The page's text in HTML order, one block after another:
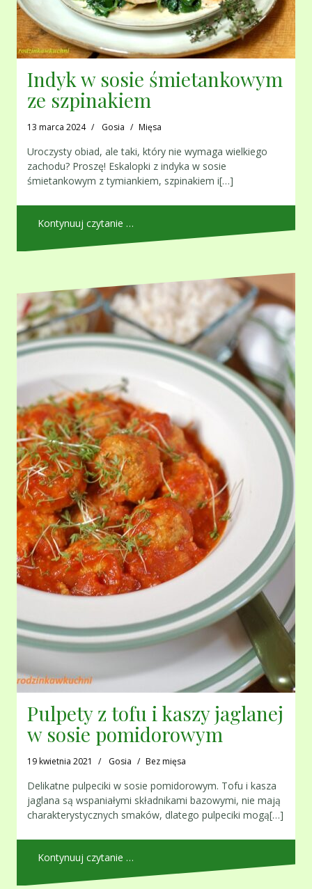
Indyk w sosie śmietankowym
ze szpinakiem
13 marca 2024 Gosia Mięsa
Uroczysty obiad, ale taki, który nie wymaga wielkiego
zachodu? Proszę! Eskalopki z indyka w sosie
śmietankowym z tymiankiem, szpinakiem i[…]
Kontynuuj czytanie …
Pulpety z tofu i kaszy jaglanej
w sosie pomidorowym
19 kwietnia 2021 Gosia Bez mięsa
Delikatne pulpeciki w sosie pomidorowym. Tofu i kasza
jaglana są wspaniałymi składnikami bazowymi, nie mają
charakterystycznych smaków, dlatego pulpeciki mogą[…]
Kontynuuj czytanie …